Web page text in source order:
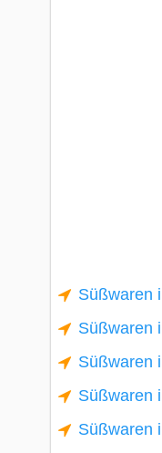
Süßwaren
Süßwaren
Süßwaren
Süßwaren
Süßwaren